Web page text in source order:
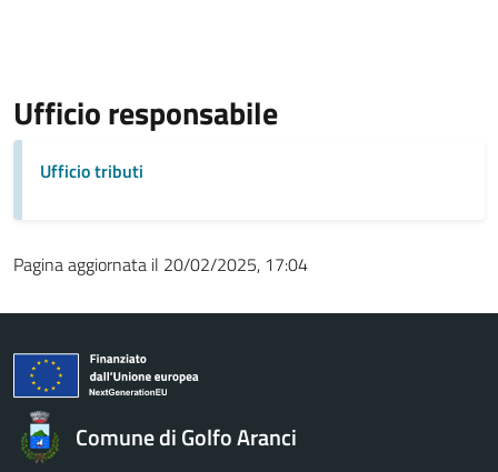
Ufficio responsabile
Ufficio tributi
Pagina aggiornata il 20/02/2025, 17:04
Comune di Golfo Aranci